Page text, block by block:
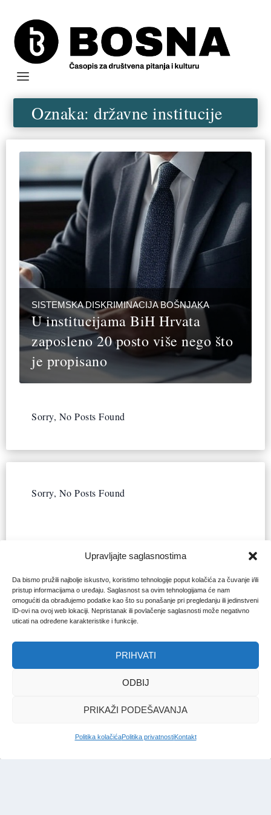
Upravljajte saglasnostima
Da bismo pružili najbolje iskustvo, koristimo tehnologije poput kolačića za čuvanje i/ili
pristup informacijama o uređaju. Saglasnost sa ovim tehnologijama će nam
omogućiti da obrađujemo podatke kao što su ponašanje pri pregledanju ili jedinstveni
ID-ovi na ovoj web lokaciji. Nepristanak ili povlačenje saglasnosti može negativno
uticati na određene karakteristike i funkcije.
PRIHVATI
ODBIJ
PRIKAŽI PODEŠAVANJA
Politika kolačićaPolitika privatnostiKontakt
Oznaka:državne institucije
SISTEMSKA DISKRIMINACIJA BOŠNJAKA
U institucijama BiH Hrvata
zaposleno 20 posto više nego što
je propisano
Sorry, No Posts Found
Sorry, No Posts Found